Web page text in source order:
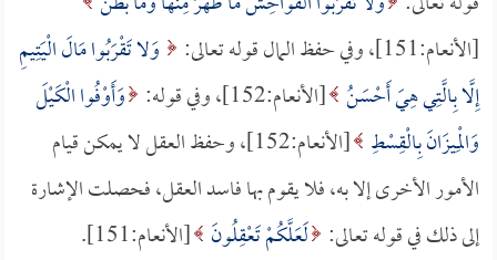
[الأنعام:151]، وفي حفظ المال قوله تعالى:
وَلا تَقْرَبُوا مَالَ الْيَتِيمِ
إِلَّا بِالَّتِي هِيَ أَحْسَنُ [الأنعام:152]، وفي قوله:
وَأَوْفُوا الْكَيْلَ
وَالْمِيزَانَ بِالْقِسْطِ
[الأنعام:152]، وحفظ العقل لا يمكن قيام
الأمور الأخرى إلا به، فلا يقوم بها فاسد العقل، فحصلت الإشارة
إلى ذلك في قوله تعالى: لَعَلَّكُمْ تَعْقِلُونَ [الأنعام:151].